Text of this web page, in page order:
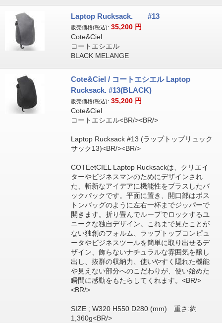
Laptop Rucksack. #13
販売価格(税込): 35,200 円
Cote&Ciel
コートエシエル
BLACK MELANGE
Cote&Ciel / コートエシエル Laptop
Rucksack. #13(BLACK)
販売価格(税込): 35,200 円
Cote&Ciel
コートエシエル<BR/><BR/>
Laptop Rucksack #13 (ラップトップリュック
サック13)<BR/><BR/>
COTEetCIEL Laptop Rucksackは、クリエイ
ターやビジネスマンのためにデザインされ
た、斬新なアイデアに機能性をプラスしたバ
ックパックです。平面に置き、開口部はボス
トンバッグのように左右一杯までジッパーで
開きます。折り畳んでループでロックするユ
ニークな独自デザイン。これまで見たことが
ない独創のフォルム、ラップトップコンピュ
ータやビジネスツールを簡単に取り出せるデ
ザイン、飾らないナチュラルな雰囲気を醸し
出し、抜群の収納力、使いやすく隠れた機能
や見えない部分へのこだわりが、使い始めた
瞬間に感動をもたらしてくれます。<BR/>
<BR/>
SIZE ; W320 H550 D280 (mm) 重さ:約
1,360g<BR/>